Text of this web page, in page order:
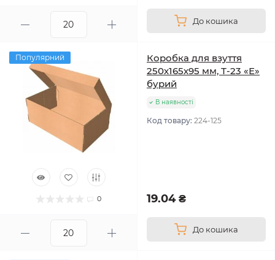
До кошика
Популярний
0
Коробка для взуття
250х165х95 мм, Т-23 «Е»
бурий
В наявності
Код товару: 224-125
19.04 ₴
До кошика